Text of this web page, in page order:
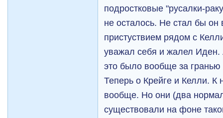
подростковые "русалки-
не осталось. Не стал бы
пристуствием рядом с
уважал себя и жалел Иден.
это было вообще за
Теперь о Крейге и Келли. К
вообще. Но они (два
существовали на фоне